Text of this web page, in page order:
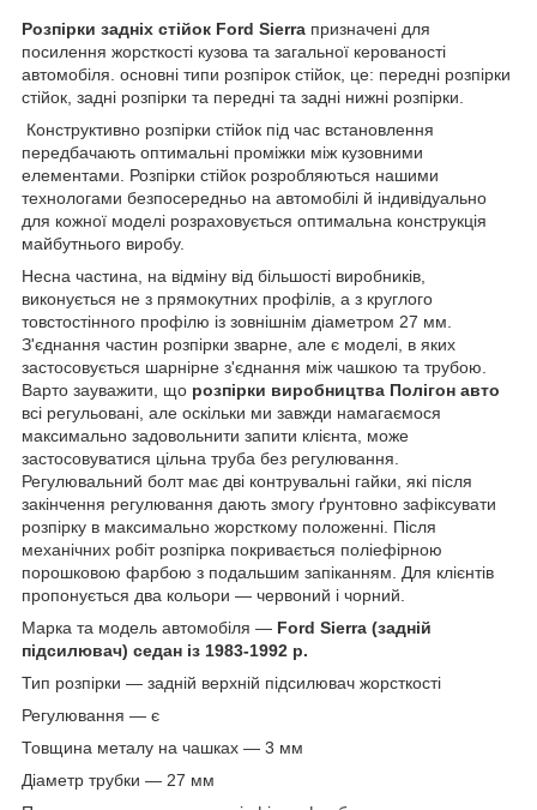
Розпірки задніх стійок Ford Sierra призначені для
посилення жорсткості кузова та загальної керованості
автомобіля. основні типи розпірок стійок, це: передні розпірки
стійок, задні розпірки та передні та задні нижні розпірки.
Конструктивно розпірки стійок під час встановлення
передбачають оптимальні проміжки між кузовними
елементами. Розпірки стійок розробляються нашими
технологами безпосередньо на автомобілі й індивідуально
для кожної моделі розраховується оптимальна конструкція
майбутнього виробу.
Несна частина, на відміну від більшості виробників,
виконується не з прямокутних профілів, а з круглого
товстостінного профілю із зовнішнім діаметром 27 мм.
З'єднання частин розпірки зварне, але є моделі, в яких
застосовується шарнірне з'єднання між чашкою та трубою.
Варто зауважити, що розпірки виробництва Полігон авто
всі регульовані, але оскільки ми завжди намагаємося
максимально задовольнити запити клієнта, може
застосовуватися цільна труба без регулювання.
Регулювальний болт має дві контрувальні гайки, які після
закінчення регулювання дають змогу ґрунтовно зафіксувати
розпірку в максимально жорсткому положенні. Після
механічних робіт розпірка покривається поліефірною
порошковою фарбою з подальшим запіканням. Для клієнтів
пропонується два кольори — червоний і чорний.
Марка та модель автомобіля — Ford Sierra (задній
підсилювач) седан із 1983-1992 р.
Тип розпірки — задній верхній підсилювач жорсткості
Регулювання — є
Товщина металу на чашках — 3 мм
Діаметр трубки — 27 мм